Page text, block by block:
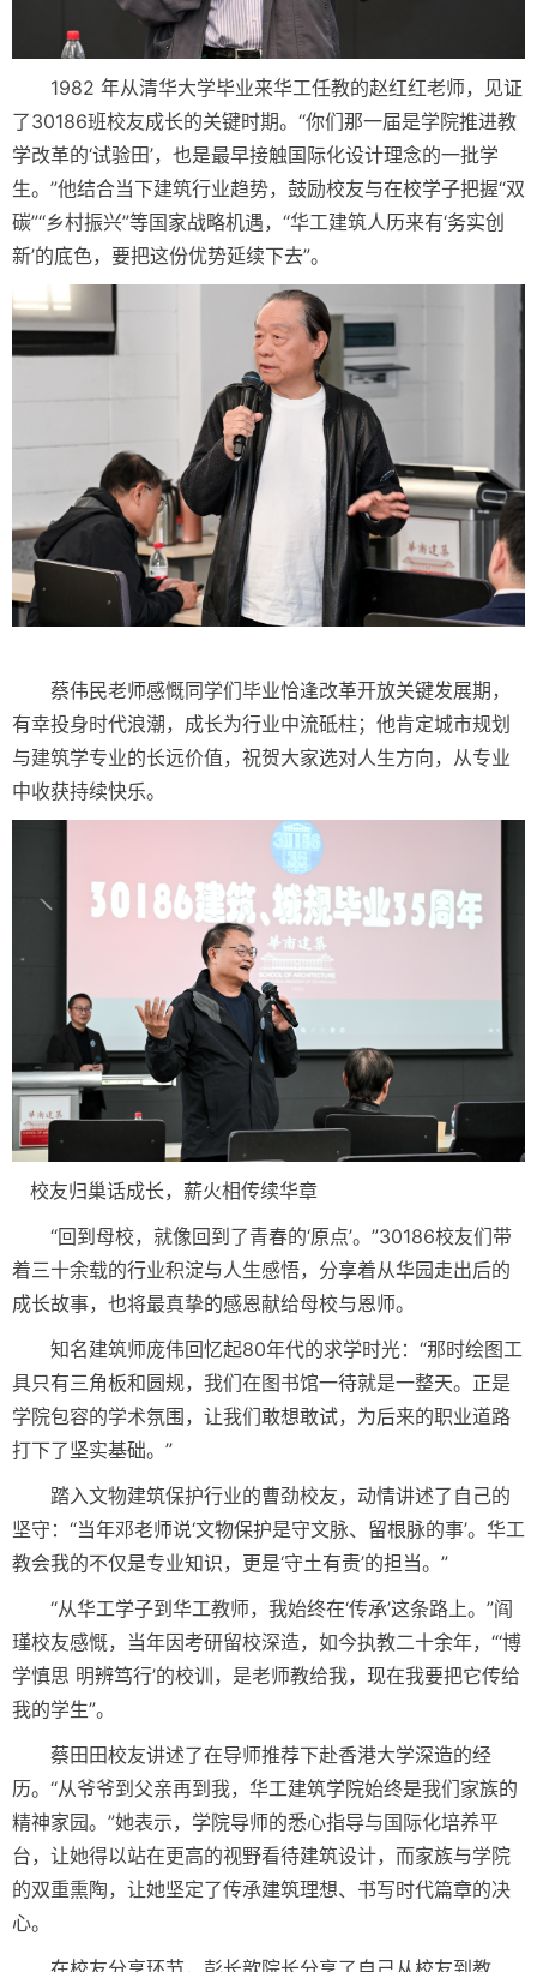
1982 年从清华大学毕业来华工任教的赵红红老师，见证
了30186班校友成长的关键时期。“你们那一届是学院推进教
学改革的‘试验田’，也是最早接触国际化设计理念的一批学
生。”他结合当下建筑行业趋势，鼓励校友与在校学子把握“双
碳”“乡村振兴”等国家战略机遇，“华工建筑人历来有‘务实创
新’的底色，要把这份优势延续下去”。
蔡伟民老师感慨同学们毕业恰逢改革开放关键发展期，
有幸投身时代浪潮，成长为行业中流砥柱；他肯定城市规划
与建筑学专业的长远价值，祝贺大家选对人生方向，从专业
中收获持续快乐。
校友归巢话成长，薪火相传续华章
“回到母校，就像回到了青春的‘原点’。”30186校友们带
着三十余载的行业积淀与人生感悟，分享着从华园走出后的
成长故事，也将最真挚的感恩献给母校与恩师。
知名建筑师庞伟回忆起80年代的求学时光：“那时绘图工
具只有三角板和圆规，我们在图书馆一待就是一整天。正是
学院包容的学术氛围，让我们敢想敢试，为后来的职业道路
打下了坚实基础。”
踏入文物建筑保护行业的曹劲校友，动情讲述了自己的
坚守：“当年邓老师说‘文物保护是守文脉、留根脉的事’。华工
教会我的不仅是专业知识，更是‘守土有责’的担当。”
“从华工学子到华工教师，我始终在‘传承’这条路上。”阎
瑾校友感慨，当年因考研留校深造，如今执教二十余年，“‘博
学慎思 明辨笃行’的校训，是老师教给我，现在我要把它传给
我的学生”。
蔡田田校友讲述了在导师推荐下赴香港大学深造的经
历。“从爷爷到父亲再到我，华工建筑学院始终是我们家族的
精神家园。”她表示，学院导师的悉心指导与国际化培养平
台，让她得以站在更高的视野看待建筑设计，而家族与学院
的双重熏陶，让她坚定了传承建筑理想、书写时代篇章的决
心。